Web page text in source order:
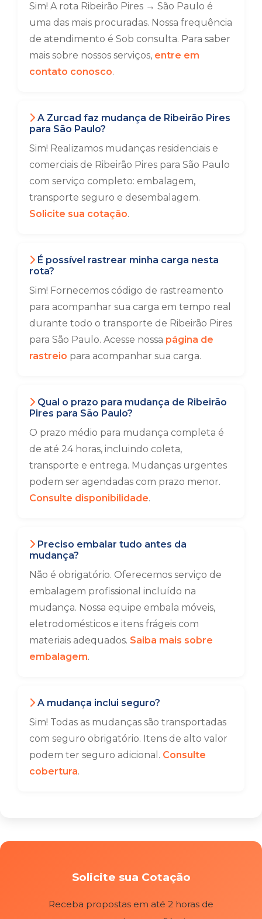
Sim! A rota Ribeirão Pires → São Paulo é
uma das mais procuradas. Nossa frequência
de atendimento é Sob consulta. Para saber
mais sobre nossos serviços, entre em
contato conosco.
A Zurcad faz mudança de Ribeirão Pires
para São Paulo?
Sim! Realizamos mudanças residenciais e
comerciais de Ribeirão Pires para São Paulo
com serviço completo: embalagem,
transporte seguro e desembalagem.
Solicite sua cotação.
É possível rastrear minha carga nesta
rota?
Sim! Fornecemos código de rastreamento
para acompanhar sua carga em tempo real
durante todo o transporte de Ribeirão Pires
para São Paulo. Acesse nossa página de
rastreio para acompanhar sua carga.
Qual o prazo para mudança de Ribeirão
Pires para São Paulo?
O prazo médio para mudança completa é
de até 24 horas, incluindo coleta,
transporte e entrega. Mudanças urgentes
podem ser agendadas com prazo menor.
Consulte disponibilidade.
Preciso embalar tudo antes da
mudança?
Não é obrigatório. Oferecemos serviço de
embalagem profissional incluído na
mudança. Nossa equipe embala móveis,
eletrodomésticos e itens frágeis com
materiais adequados. Saiba mais sobre
embalagem.
A mudança inclui seguro?
Sim! Todas as mudanças são transportadas
com seguro obrigatório. Itens de alto valor
podem ter seguro adicional. Consulte
cobertura.
Solicite sua Cotação
Receba propostas em até 2 horas de